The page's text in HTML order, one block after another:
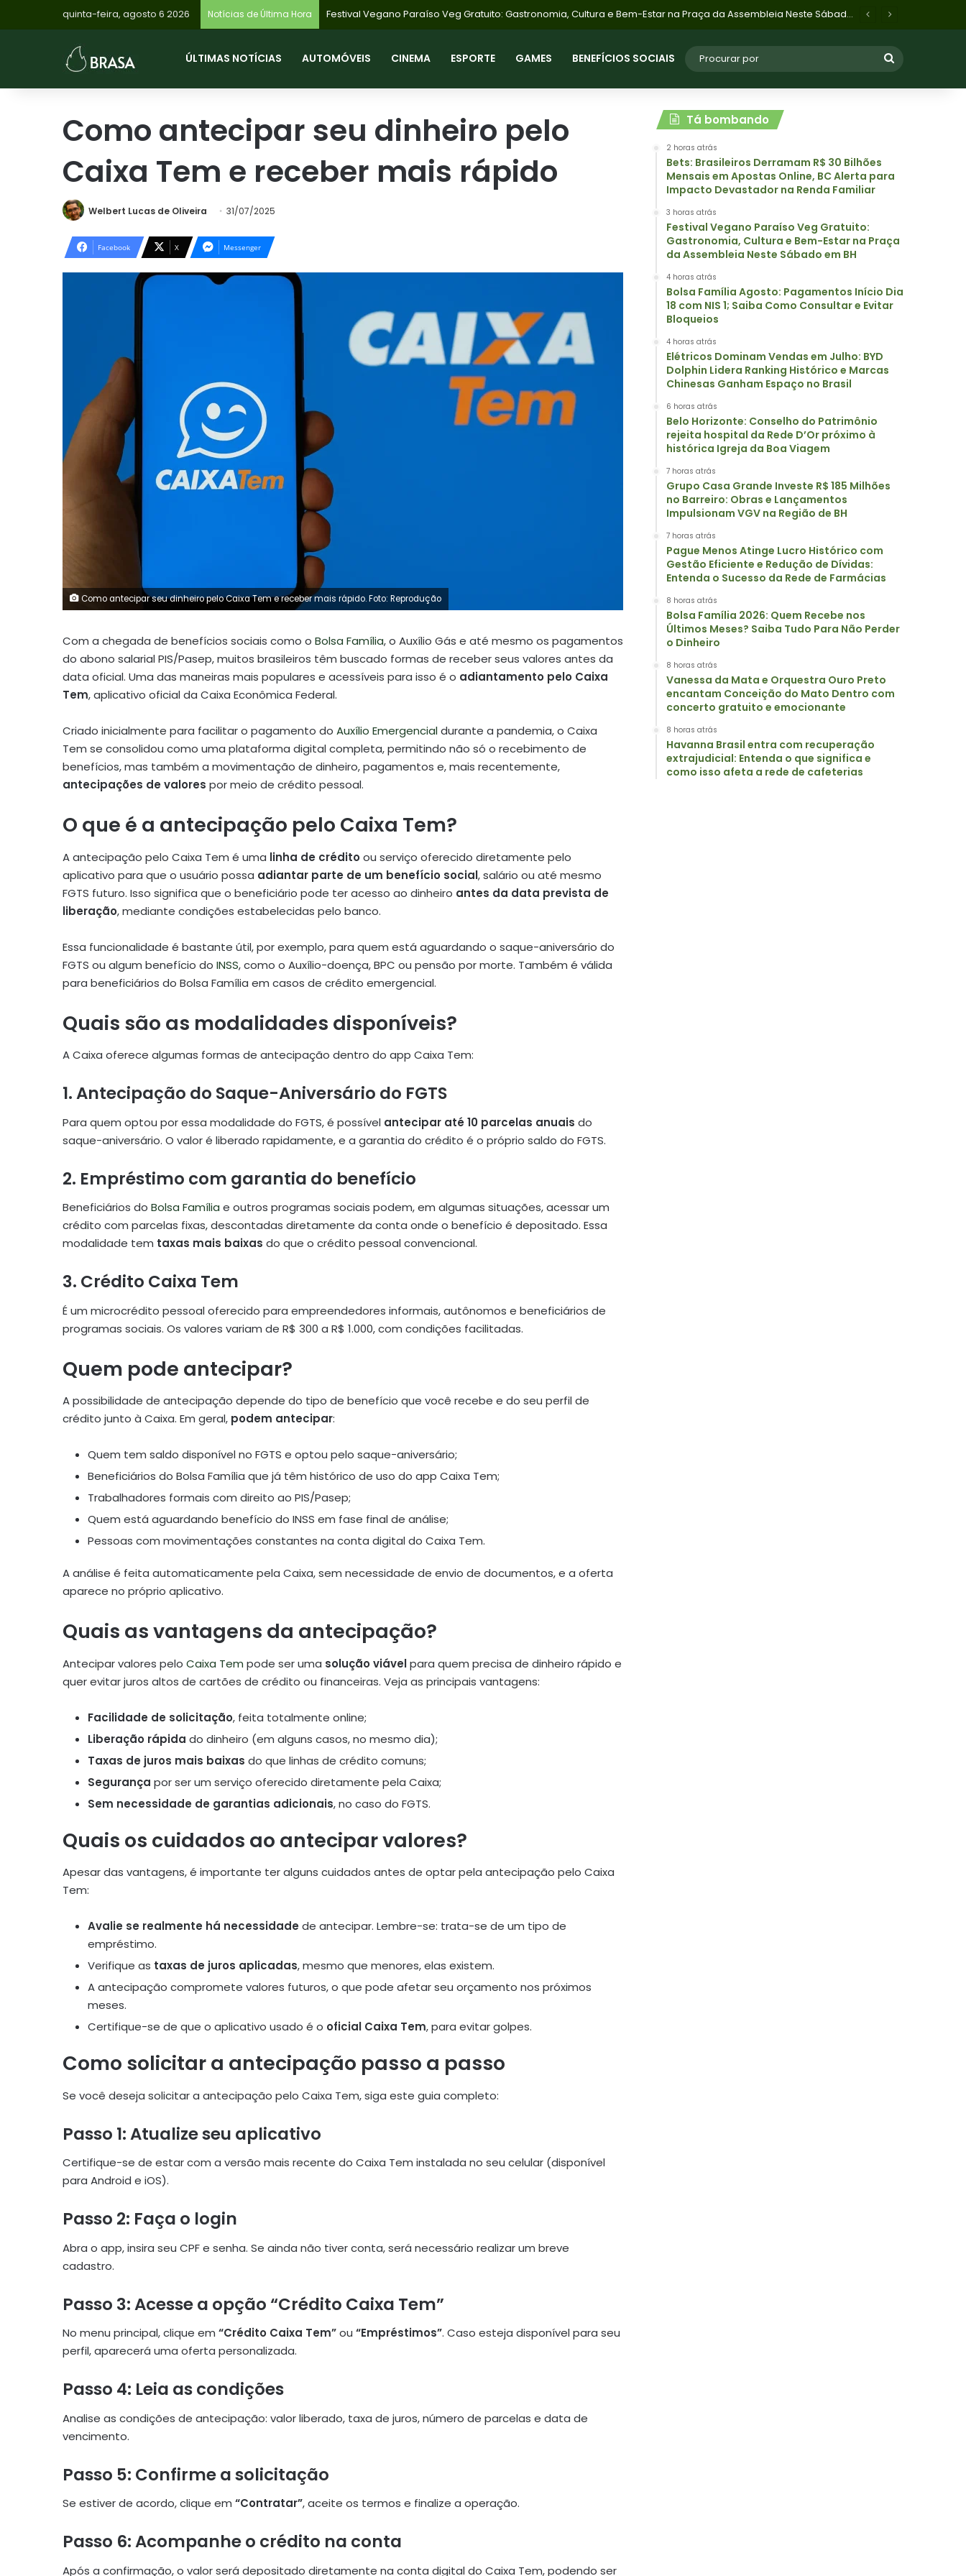
quinta-feira, agosto 6 2026 Notícias de Última Hora Bolsa Família Agosto: Pagamentos Início Dia 18 com NIS 1; Saiba Como Consultar e Evitar Bloqueios
ÚLTIMAS NOTÍCIAS AUTOMÓVEIS CINEMA ESPORTE GAMES BENEFÍCIOS SOCIAIS
Como antecipar seu dinheiro pelo
Caixa Tem e receber mais rápido
Welbert Lucas de Oliveira 31/07/2025
Facebook X Messenger
Como antecipar seu dinheiro pelo Caixa Tem e receber mais rápido. Foto: Reprodução
Com a chegada de benefícios sociais como o Bolsa Família, o Auxílio Gás e até mesmo os pagamentos
do abono salarial PIS/Pasep, muitos brasileiros têm buscado formas de receber seus valores antes da
data oficial. Uma das maneiras mais populares e acessíveis para isso é o adiantamento pelo Caixa
Tem, aplicativo oficial da Caixa Econômica Federal.
Criado inicialmente para facilitar o pagamento do Auxílio Emergencialdurante a pandemia, o Caixa
Tem se consolidou como uma plataforma digital completa, permitindo não só o recebimento de
benefícios, mas também a movimentação de dinheiro, pagamentos e, mais recentemente,
antecipações de valores por meio de crédito pessoal.
O que é a antecipação pelo Caixa Tem?
A antecipação pelo Caixa Tem é uma linha de crédito ou serviço oferecido diretamente pelo
aplicativo para que o usuário possa adiantar parte de um benefício social, salário ou até mesmo
FGTS futuro. Isso significa que o beneficiário pode ter acesso ao dinheiro antes da data prevista de
liberação, mediante condições estabelecidas pelo banco.
Essa funcionalidade é bastante útil, por exemplo, para quem está aguardando o saque-aniversário do
FGTS ou algum benefício do INSS, como o Auxílio-doença, BPC ou pensão por morte. Também é válida
para beneficiários do Bolsa Família em casos de crédito emergencial.
Quais são as modalidades disponíveis?
A Caixa oferece algumas formas de antecipação dentro do app Caixa Tem:
1.Antecipação do Saque-Aniversário do FGTS
Para quem optou por essa modalidade do FGTS, é possível antecipar até 10 parcelas anuais do
saque-aniversário. O valor é liberado rapidamente, e a garantia do crédito é o próprio saldo do FGTS.
2. Empréstimo com garantia do benefício
Beneficiários do Bolsa Família e outros programas sociais podem, em algumas situações, acessar um
crédito com parcelas fixas, descontadas diretamente da conta onde o benefício é depositado. Essa
modalidade tem taxas mais baixas do que o crédito pessoal convencional.
3. Crédito Caixa Tem
É um microcrédito pessoal oferecido para empreendedores informais, autônomos e beneficiários de
programas sociais. Os valores variam de R$ 300 a R$ 1.000, com condições facilitadas.
Quem pode antecipar?
A possibilidade de antecipação depende do tipo de benefício que você recebe e do seu perfil de
crédito junto à Caixa. Em geral, podem antecipar:
Quem tem saldo disponível no FGTS e optou pelo saque-aniversário;
Beneficiários do Bolsa Família que já têm histórico de uso do app Caixa Tem;
Trabalhadores formais com direito ao PIS/Pasep;
Quem está aguardando benefício do INSS em fase final de análise;
Pessoas com movimentações constantes na conta digital do Caixa Tem.
A análise é feita automaticamente pela Caixa, sem necessidade de envio de documentos, e a oferta
aparece no próprio aplicativo.
Quais as vantagens da antecipação?
Antecipar valores pelo Caixa Tem pode ser uma solução viávelpara quem precisa de dinheiro rápido e
quer evitar juros altos de cartões de crédito ou financeiras. Veja as principais vantagens:
Facilidade de solicitação, feita totalmente online;
Liberação rápida do dinheiro (em alguns casos, no mesmo dia);
Taxas de juros mais baixas do que linhas de crédito comuns;
Segurança por ser um serviço oferecido diretamente pela Caixa;
Sem necessidade de garantias adicionais, no caso do FGTS.
Quais os cuidados ao antecipar valores?
Apesar das vantagens, é importante ter alguns cuidados antes de optar pela antecipação pelo Caixa
Tem:
Avalie se realmente há necessidade de antecipar. Lembre-se: trata-se de um tipo de
empréstimo.
Verifique as taxas de juros aplicadas, mesmo que menores, elas existem.
A antecipação compromete valores futuros, o que pode afetar seu orçamento nos próximos
meses.
Certifique-se de que o aplicativo usado é o oficial Caixa Tem, para evitar golpes.
Como solicitar a antecipação passo a passo
Se você deseja solicitar a antecipação pelo Caixa Tem, siga este guia completo:
Passo 1: Atualize seu aplicativo
Certifique-se de estar com a versão mais recente do Caixa Tem instalada no seu celular (disponível
para Android e iOS).
Passo 2: Faça o login
Abra o app, insira seu CPF e senha. Se ainda não tiver conta, será necessário realizar um breve
cadastro.
Passo 3: Acesse a opção “Crédito Caixa Tem”
No menu principal, clique em “Crédito Caixa Tem”ou “Empréstimos”. Caso esteja disponível para seu
perfil, aparecerá uma oferta personalizada.
Passo 4: Leia as condições
Analise as condições de antecipação: valor liberado, taxa de juros, número de parcelas e data de
vencimento.
Passo 5: Confirme a solicitação
Se estiver de acordo, clique em “Contratar”, aceite os termos e finalize a operação.
Passo 6: Acompanhe o crédito na conta
Após a confirmação, o valor será depositado diretamente na conta digital do Caixa Tem, podendo ser
Tá bombando
2 horas atrás
Bets: Brasileiros Derramam R$ 30 Bilhões
Mensais em Apostas Online, BC Alerta para
Impacto Devastador na Renda Familiar
3 horas atrás
Festival Vegano Paraíso Veg Gratuito:
Gastronomia, Cultura e Bem-Estar na Praça
da Assembleia Neste Sábado em BH
4 horas atrás
Bolsa Família Agosto: Pagamentos Início Dia
18 com NIS 1; Saiba Como Consultar e Evitar
Bloqueios
4 horas atrás
Elétricos Dominam Vendas em Julho: BYD
Dolphin Lidera Ranking Histórico e Marcas
Chinesas Ganham Espaço no Brasil
6 horas atrás
Belo Horizonte: Conselho do Patrimônio
rejeita hospital da Rede D’Or próximo à
histórica Igreja da Boa Viagem
7 horas atrás
Grupo Casa Grande Investe R$ 185 Milhões
no Barreiro: Obras e Lançamentos
Impulsionam VGV na Região de BH
7 horas atrás
Pague Menos Atinge Lucro Histórico com
Gestão Eficiente e Redução de Dívidas:
Entenda o Sucesso da Rede de Farmácias
8 horas atrás
Bolsa Família 2026: Quem Recebe nos
Últimos Meses? Saiba Tudo Para Não Perder
o Dinheiro
8 horas atrás
Vanessa da Mata e Orquestra Ouro Preto
encantam Conceição do Mato Dentro com
concerto gratuito e emocionante
8 horas atrás
Havanna Brasil entra com recuperação
extrajudicial: Entenda o que significa e
como isso afeta a rede de cafeterias